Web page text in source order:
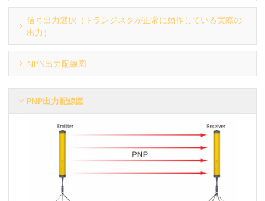
信号出力選択（トランジスタが正常に動作している実際の
出力）
NPN出力配線図
PNP出力配線図